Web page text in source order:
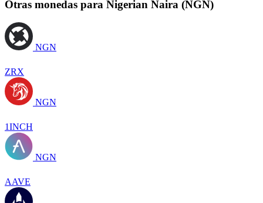
Otras monedas para Nigerian Naira (NGN)
NGN
ZRX
NGN
1INCH
NGN
AAVE